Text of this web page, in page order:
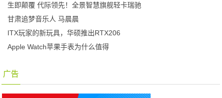
生即颠覆 代际领先！全景智慧旗舰轻卡瑞驰
甘肃追梦音乐人 马晨晨
ITX玩家的新玩具，华硕推出RTX206
Apple Watch苹果手表为什么值得
广告